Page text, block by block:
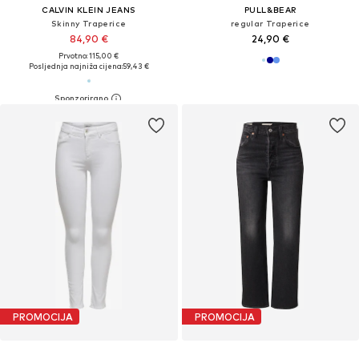
CALVIN KLEIN JEANS
Skinny Traperice
84,90 €
Prvotno: 115,00 €
Posljednja najniža cijena:59,43 €
PULL&BEAR
regular Traperice
24,90 €
PROMOCIJA PROMOCIJA